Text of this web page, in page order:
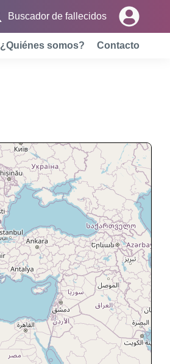
Buscador de fallecidos
¿Quiénes somos? Contacto